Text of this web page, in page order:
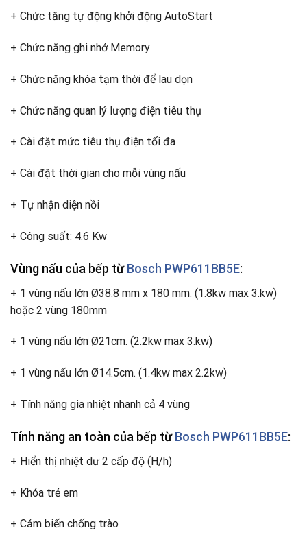
+ Chức tăng tự động khởi động AutoStart
+ Chức năng ghi nhớ Memory
+ Chức năng khóa tạm thời để lau dọn
+ Chức năng quan lý lượng điện tiêu thụ
+ Cài đặt mức tiêu thụ điện tối đa
+ Cài đặt thời gian cho mỗi vùng nấu
+ Tự nhận diện nồi
+ Công suất: 4.6 Kw
Vùng nấu của bếp từBosch PWP611BB5E:
+ 1 vùng nấu lớn Ø38.8 mm x 180 mm. (1.8kw max 3.kw)
hoặc 2 vùng 180mm
+ 1 vùng nấu lớn Ø21cm. (2.2kw max 3.kw)
+ 1 vùng nấu lớn Ø14.5cm. (1.4kw max 2.2kw)
+ Tính năng gia nhiệt nhanh cả 4 vùng
Tính năng an toàn của bếp từBosch PWP611BB5E:
+ Hiển thị nhiệt dư 2 cấp độ (H/h)
+ Khóa trẻ em
+ Cảm biến chống trào